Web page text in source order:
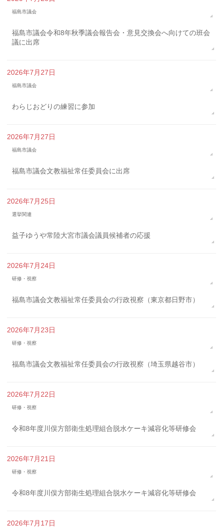
福島市議会
福島市議会令和8年秋季議会報告会・意見交換会へ向けての班会
議に出席
2026年7月27日
福島市議会
わらじおどりの練習に参加
2026年7月27日
福島市議会
福島市議会文教福祉常任委員会に出席
2026年7月25日
選挙関連
益子ゆうや常陸大宮市議会議員候補者の応援
2026年7月24日
研修・視察
福島市議会文教福祉常任委員会の行政視察（東京都日野市）
2026年7月23日
研修・視察
福島市議会文教福祉常任委員会の行政視察（埼玉県越谷市）
2026年7月22日
研修・視察
令和8年度川俣方部衛生処理組合脱水ケーキ減容化等研修会
2026年7月21日
研修・視察
令和8年度川俣方部衛生処理組合脱水ケーキ減容化等研修会
2026年7月17日